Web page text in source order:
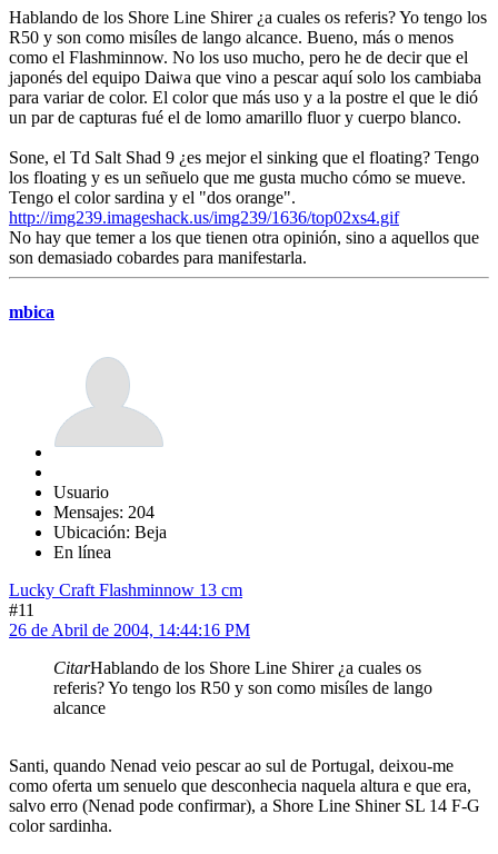
Hablando de los Shore Line Shirer ¿a cuales os referis? Yo tengo los
R50 y son como misíles de lango alcance. Bueno, más o menos
como el Flashminnow. No los uso mucho, pero he de decir que el
japonés del equipo Daiwa que vino a pescar aquí solo los cambiaba
para variar de color. El color que más uso y a la postre el que le dió
un par de capturas fué el de lomo amarillo fluor y cuerpo blanco.
Sone, el Td Salt Shad 9 ¿es mejor el sinking que el floating? Tengo
los floating y es un señuelo que me gusta mucho cómo se mueve.
Tengo el color sardina y el "dos orange".
http://img239.imageshack.us/img239/1636/top02xs4.gif
No hay que temer a los que tienen otra opinión, sino a aquellos que
son demasiado cobardes para manifestarla.
mbica
Usuario
Mensajes: 204
Ubicación: Beja
En línea
Lucky Craft Flashminnow 13 cm
#11
26 de Abril de 2004, 14:44:16 PM
CitarHablando de los Shore Line Shirer ¿a cuales os
referis? Yo tengo los R50 y son como misíles de lango
alcance
Santi, quando Nenad veio pescar ao sul de Portugal, deixou-me
como oferta um senuelo que desconhecia naquela altura e que era,
salvo erro (Nenad pode confirmar), a Shore Line Shiner SL 14 F-G
color sardinha.